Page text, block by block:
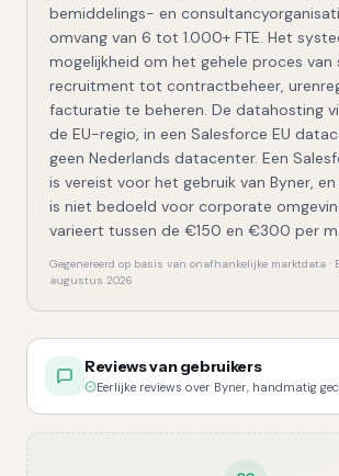
bemiddelings- en
omvang van 6 tot 1.000+ FTE. Het
mogelijkheid om het gehele proces van
recruitment tot contractbeheer,
facturatie te beheren. De datahosting
de EU-regio, in een Salesforce EU
geen Nederlands datacenter. Een
is vereist voor het gebruik van Byner,
is niet bedoeld voor corporate
varieert tussen de €150 en €300 per
Gegenereerd op basis van onafhankelijke marktdata ·
augustus 2026
Reviews van gebruikers
Eerlijke reviews over Byner, handmatig